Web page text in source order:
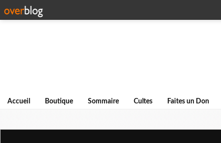
Accueil Boutique Sommaire Cultes Faites un Don